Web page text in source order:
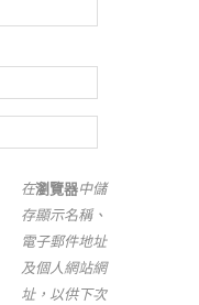
在瀏覽器中儲
存顯示名稱、
電子郵件地址
及個人網站網
址，以供下次